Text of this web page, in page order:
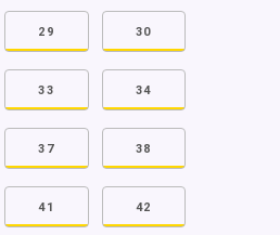
29 30
33 34
37 38
41 42